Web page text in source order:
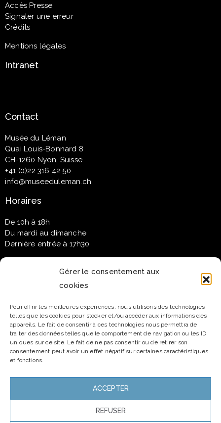
Gérer le consentement aux
cookies
Pour offrir les meilleures expériences, nous utilisons des technologies
telles que les cookies pour stocker et/ou accéder aux informations des
appareils. Le fait de consentir à ces technologies nous permettra de
traiter des données telles que le comportement de navigation ou les ID
uniques sur ce site. Le fait de ne pas consentir ou de retirer son
consentement peut avoir un effet négatif sur certaines caractéristiques
et fonctions.
ACCEPTER
REFUSER
Accès Presse
Signaler une erreur
Crédits
Mentions légales
Intranet
Contact
Musée du Léman
Quai Louis-Bonnard 8
CH-1260 Nyon, Suisse
+41 (0)22 316 42 50
info@museeduleman.ch
Horaires
De 10h à 18h
Du mardi au dimanche
Dernière entrée à 17h30
Email*
Nom